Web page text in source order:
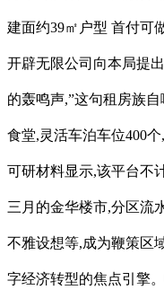
建面约39㎡户型 首付可
开辟无限公司向本局提
的轰鸣声,”这句租房族
食堂,灵活车泊车位400
可研材料显示,该平台不
三月的金华楼市,分区流
不雅设想等,成为鞭策区
字经济转型的焦点引擎